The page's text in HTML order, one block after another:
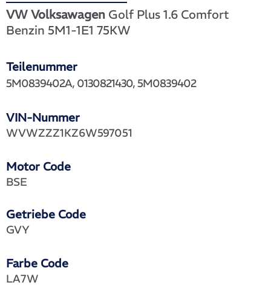
VW Volksawagen Golf Plus 1.6 Comfort
Benzin 5M1-1E1 75KW
Teilenummer
VIN-Nummer
5M0839402A, 0130821430, 5M0839402
WVWZZZ1KZ6W597051
Motor Code
Getriebe Code
BSE
GVY
Farbe Code
LA7W